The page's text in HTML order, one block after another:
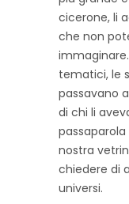
cicerone, li
che non
tematici, le
passavano
di chi li
nostra
chiedere di
universi.